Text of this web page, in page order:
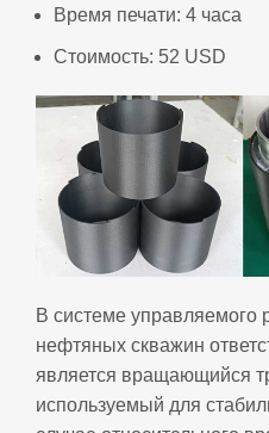
Время печати: 4 часа
Стоимость: 52 USD
В системе управляемого
нефтяных скважин
является вращающийся
используемый для